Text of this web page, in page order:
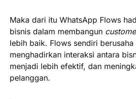
Maka dari itu WhatsApp Flows
bisnis dalam membangun
lebih baik. Flows sendiri berusaha
menghadirkan interaksi antara
menjadi lebih efektif, dan
pelanggan.